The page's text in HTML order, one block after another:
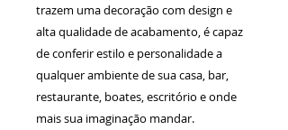
trazem uma decoração com design e
alta qualidade de acabamento, é capaz
de conferir estilo e personalidade a
qualquer ambiente de sua casa, bar,
restaurante, boates, escritório e onde
mais sua imaginação mandar.